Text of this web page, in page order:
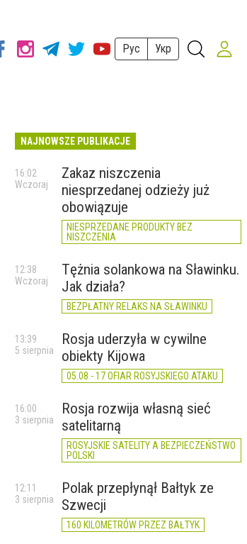
Рус Укр
NAJNOWSZE PUBLIKACJE
Zakaz niszczenia
niesprzedanej odzieży już
obowiązuje
NIESPRZEDANE PRODUKTY BEZ
NISZCZENIA
16:02
Wczoraj
Tężnia solankowa na Sławinku.
Jak działa?
BEZPŁATNY RELAKS NA SŁAWINKU
12:38
Wczoraj
Rosja uderzyła w cywilne
obiekty Kijowa
05.08 - 17 OFIAR ROSYJSKIEGO ATAKU
13:39
5 sierpnia
Rosja rozwija własną sieć
satelitarną
ROSYJSKIE SATELITY A BEZPIECZEŃSTWO
POLSKI
16:00
3 sierpnia
Polak przepłynął Bałtyk ze
Szwecji
160 KILOMETRÓW PRZEZ BAŁTYK
12:11
3 sierpnia